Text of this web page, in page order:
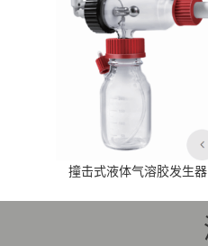
撞击式液体气溶胶发生器